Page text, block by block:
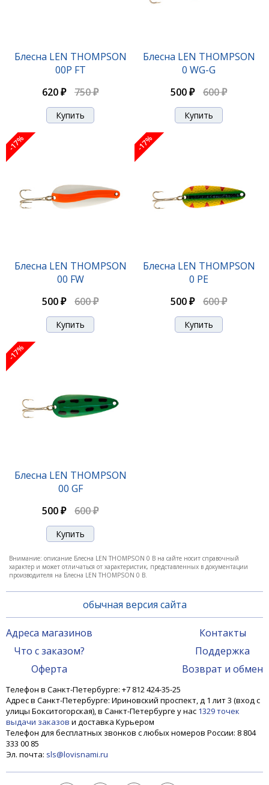
Блесна LEN THOMPSON
00P FT
620 ₽
750 ₽
Блесна LEN THOMPSON
0 WG-G
500 ₽
600 ₽
-17%
Блесна LEN THOMPSON
00 FW
500 ₽
600 ₽
-17%
Блесна LEN THOMPSON
0 PE
500 ₽
600 ₽
-17%
Блесна LEN THOMPSON
00 GF
500 ₽
600 ₽
Внимание: описание Блесна LEN THOMPSON 0 B на сайте носит справочный
характер и может отличаться от характеристик, представленных в документации
производителя на Блесна LEN THOMPSON 0 B.
обычная версия сайта
Адреса магазинов
Что с заказом?
Оферта
Контакты
Поддержка
Возврат и обмен
Телефон в Санкт-Петербурге: +7 812 424-35-25
Адрес в Санкт-Петербурге: Ириновский проспект, д 1 лит 3 (вход с
улицы Бокситогорская), в Санкт-Петербурге у нас 1329 точек
выдачи заказов и доставка Курьером
Телефон для бесплатных звонков с любых номеров России: 8 804
333 00 85
Эл. почта: sls@lovisnami.ru